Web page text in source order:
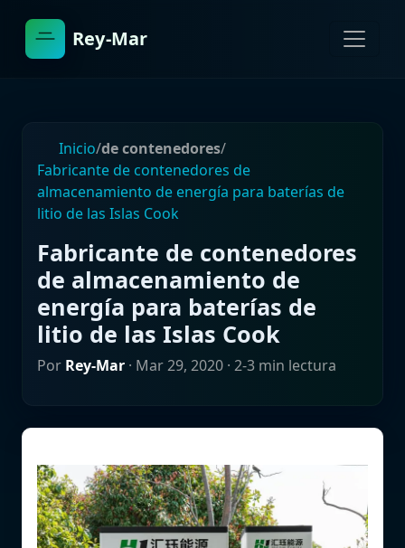
Rey-Mar
Inicio/de contenedores/
Fabricante de contenedores de
almacenamiento de energía para baterías de
litio de las Islas Cook
Fabricante de contenedores
de almacenamiento de
energía para baterías de
litio de las Islas Cook
Por Rey-Mar · Mar 29, 2020 · 2-3 min lectura